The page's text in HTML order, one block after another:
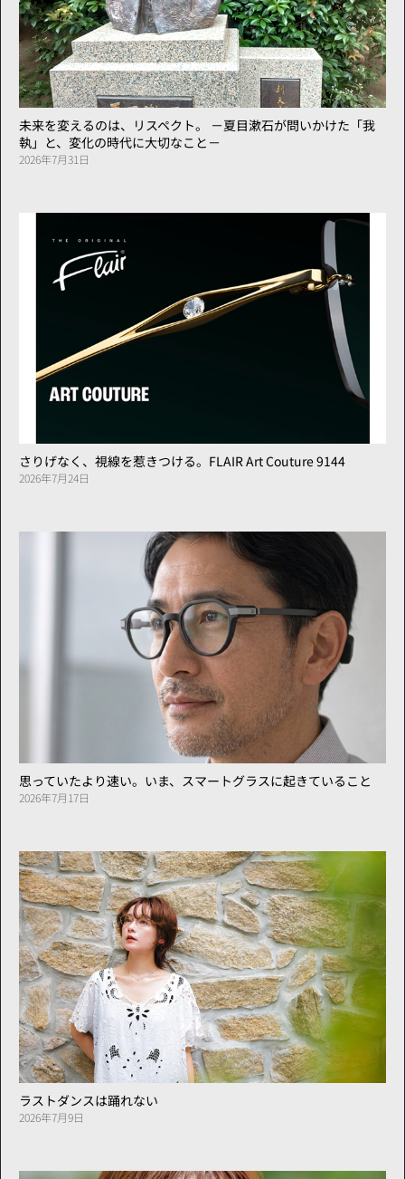
未来を変えるのは、リスペクト。 －夏目漱石が問いかけた「我
執」と、変化の時代に大切なこと－
2026年7月31日
さりげなく、視線を惹きつける。FLAIR Art Couture 9144
2026年7月24日
思っていたより速い。いま、スマートグラスに起きていること
2026年7月17日
ラストダンスは踊れない
2026年7月9日